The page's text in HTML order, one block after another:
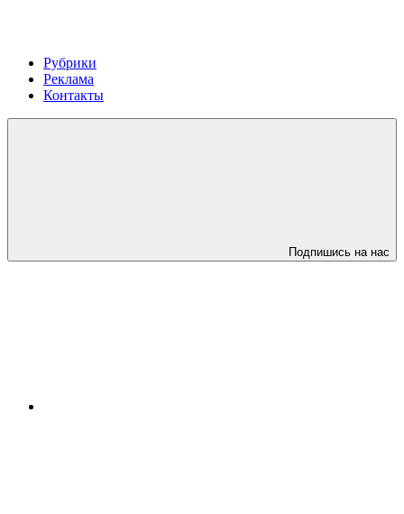
Рубрики
Реклама
Контакты
Подпишись на нас